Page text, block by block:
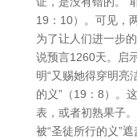
19：10）。可见，
为了让人们进一步
说预言1260天。启
明“又赐她得穿明亮
的义”（19：8）。
表，或者初熟果子
被“圣徒所行的义”